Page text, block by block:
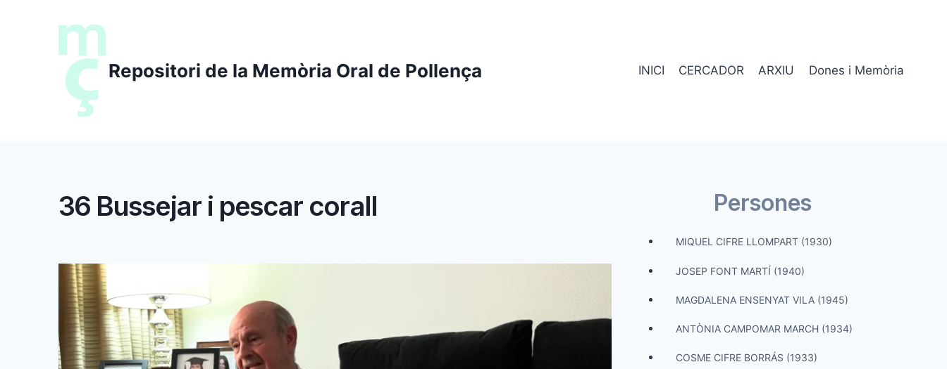
Repositori de la Memòria Oral de Pollença INICI CERCADOR ARXIU Dones i Memòria
36 Bussejar i pescar corall Persones
MIQUEL CIFRE LLOMPART (1930)
JOSEP FONT MARTÍ (1940)
MAGDALENA ENSENYAT VILA (1945)
ANTÒNIA CAMPOMAR MARCH (1934)
COSME CIFRE BORRÁS (1933)